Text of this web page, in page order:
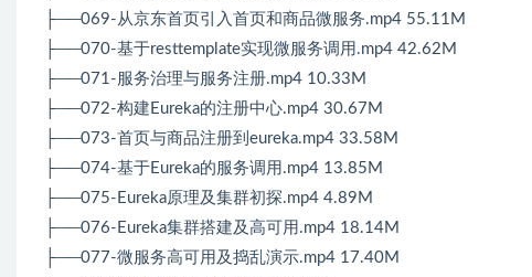
├──069-从京东首页引入首页和商品微服务.mp4 55.11M
├──070-基于resttemplate实现微服务调用.mp4 42.62M
├──071-服务治理与服务注册.mp4 10.33M
├──072-构建Eureka的注册中心.mp4 30.67M
├──073-首页与商品注册到eureka.mp4 33.58M
├──074-基于Eureka的服务调用.mp4 13.85M
├──075-Eureka原理及集群初探.mp4 4.89M
├──076-Eureka集群搭建及高可用.mp4 18.14M
├──077-微服务高可用及捣乱演示.mp4 17.40M